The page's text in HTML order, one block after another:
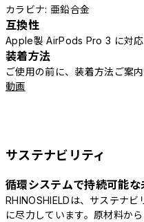
カラビナ: 亜鉛合金
互換性
Apple製 AirPods Pro 3 に対応
装着方法
ご使用の前に、装着方法ご案
動画
サステナビリティ
循環システムで持続可能な
RHINOSHIELDは、サステナ
に尽力しています。原材料か